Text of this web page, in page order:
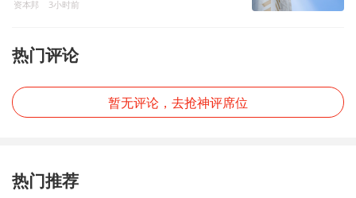
正及监管谈话
资本邦 3小时前
热门评论
暂无评论，去抢神评席位
热门推荐